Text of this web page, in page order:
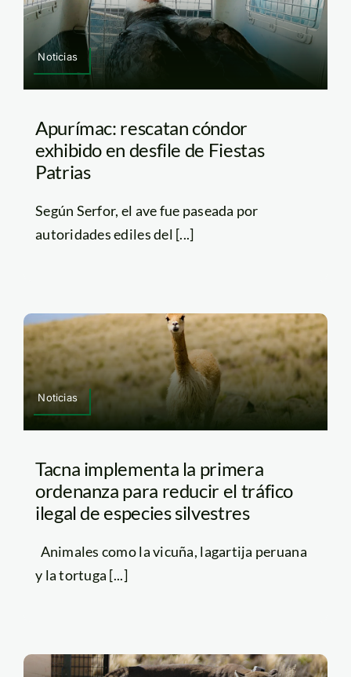
Noticias
Apurímac: rescatan cóndor
exhibido en desfile de Fiestas
Patrias
Según Serfor, el ave fue paseada por
autoridades ediles del [...]
Noticias
Tacna implementa la primera
ordenanza para reducir el tráfico
ilegal de especies silvestres
Animales como la vicuña, lagartija peruana
y la tortuga [...]